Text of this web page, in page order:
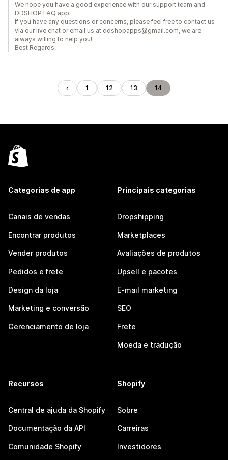
We hope you have a good experience with our support team and
DDSHOP FAQ app.
If you have any questions or concerns, please feel free to contact us
via our live chat or email us at ddshopapps@gmail.com, we are
always willing to help you!
Best Regards,
1 12 13 14
Categorias de app
Canais de vendas
Encontrar produtos
Vender produtos
Pedidos e frete
Design da loja
Marketing e conversão
Gerenciamento de loja
Principais categorias
Dropshipping
Marketplaces
Avaliações de produtos
Upsell e pacotes
E-mail marketing
SEO
Frete
Moeda e tradução
Recursos
Central de ajuda da Shopify
Documentação da API
Comunidade Shopify
Shopify
Sobre
Carreiras
Investidores